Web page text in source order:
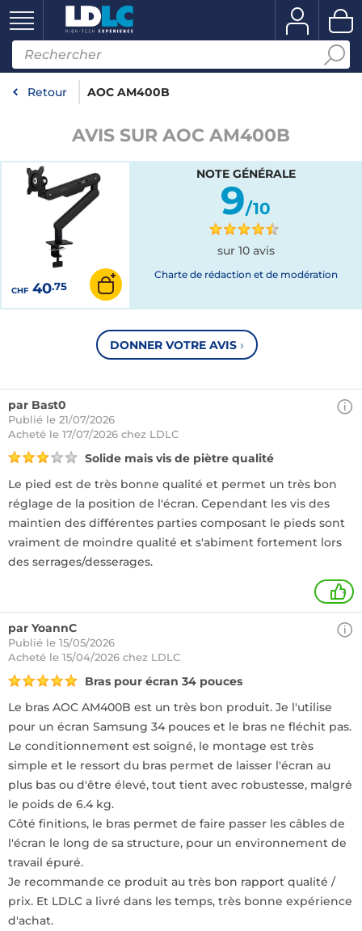
Retour AOC AM400B
AVIS SUR AOC AM400B
CHF40.75
NOTE GÉNÉRALE
9/10
sur 10 avis
Charte de rédaction et de modération
DONNER VOTRE AVIS ›
par Bast0
Publié le 21/07/2026
Acheté le 17/07/2026 chez LDLC
Solide mais vis de piètre qualité
Le pied est de très bonne qualité et permet un très bon
réglage de la position de l'écran. Cependant les vis des
maintien des différentes parties composant le pieds sont
vraiment de moindre qualité et s'abiment fortement lors
des serrages/desserages.
+
par YoannC
Publié le 15/05/2026
Acheté le 15/04/2026 chez LDLC
Bras pour écran 34 pouces
Le bras AOC AM400B est un très bon produit. Je l'utilise
pour un écran Samsung 34 pouces et le bras ne fléchit pas.
Le conditionnement est soigné, le montage est très
simple et le ressort du bras permet de laisser l'écran au
plus bas ou d'être élevé, tout tient avec robustesse, malgré
le poids de 6.4 kg.
Côté finitions, le bras permet de faire passer les câbles de
l'écran le long de sa structure, pour un environnement de
travail épuré.
Je recommande ce produit au très bon rapport qualité /
prix. Et LDLC a livré dans les temps, très bonne expérience
d'achat.